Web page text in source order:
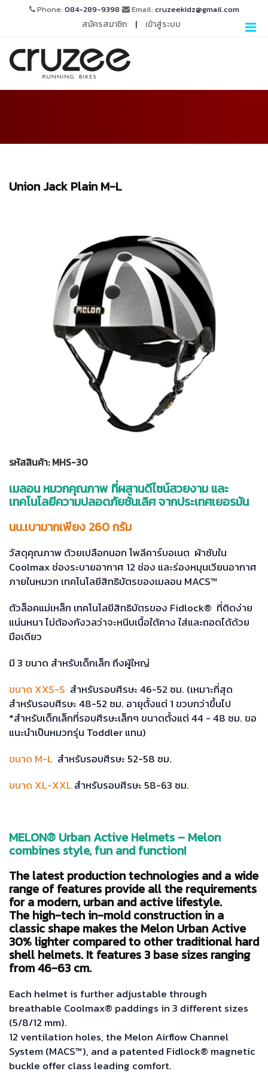
Phone: 084-289-9398 Email: cruzeekidz@gmail.com
สมัครสมาชิก | เข้าสู่ระบบ
Union Jack Plain M-L
รหัสสินค้า: MHS-30
เมลอน หมวกคุณภาพ ที่ผสานดีไซน์สวยงาม และ
เทคโนโลยีความปลอดภัยชั้นเลิศ จากประเทศเยอรมัน
นน.เบามากเพียง 260 กรัม
วัสดุคุณภาพ ด้วยเปลือกนอก โพลีคาร์บอเนต ผ้าซับใน
Coolmax ช่องระบายอากาศ 12 ช่อง และร่องหมุนเวียนอากาศ
ภายในหมวก เทคโนโลยีสิทธิบัตรของเมลอน MACS™
ตัวล็อคแม่เหล็ก เทคโนโลยีสิทธิบัตรของ Fidlock® ที่ติดง่าย
แน่นหนา ไม่ต้องกังวลว่าจะหนีบเนื้อใต้คาง ใส่และถอดได้ด้วย
มือเดียว
มี 3 ขนาด สำหรับเด็กเล็ก ถึงผู้ใหญ่
ขนาด XXS-S สำหรับรอบศีรษะ 46-52 ซม. (เหมาะที่สุด
สำหรับรอบศีรษะ 48-52 ซม. อายุตั้งแต่ 1 ขวบกว่าขึ้นไป
*สำหรับเด็กเล็กที่รอบศีรษะเล็กๆ ขนาดตั้งแต่ 44 - 48 ซม. ขอ
แนะนำเป็นหมวกรุ่น Toddler แทน)
ขนาด M-L สำหรับรอบศีรษะ 52-58 ซม.
ขนาด XL-XXLสำหรับรอบศีรษะ 58-63 ซม.
MELON® Urban Active Helmets – Melon
combines style, fun and function!
The latest production technologies and a wide
range of features provide all the requirements
for a modern, urban and active lifestyle.
The high-tech in-mold construction in a
classic shape makes the Melon Urban Active
30% lighter compared to other traditional hard
shell helmets. It features 3 base sizes ranging
from 46-63 cm.
Each helmet is further adjustable through
breathable Coolmax® paddings in 3 different sizes
(5/8/12 mm).
12 ventilation holes, the Melon Airflow Channel
System (MACS™), and a patented Fidlock® magnetic
buckle offer class leading comfort.